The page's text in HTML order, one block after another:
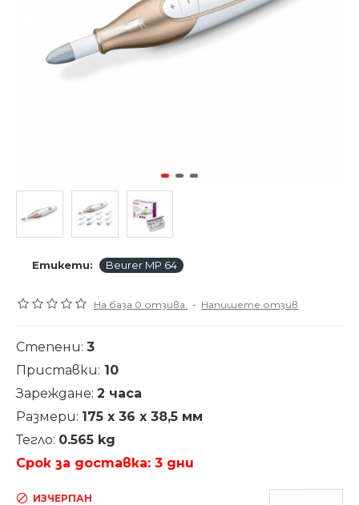
Етикети: Beurer MP 64
На база 0 отзива. - Напишете отзив
ИЗЧЕРПАН
Степени: 3
Приставки: 10
Зареждане: 2 часа
Размери: 175 х 36 х 38,5 мм
Тегло: 0.565 kg
Срок за доставка: 3 дни